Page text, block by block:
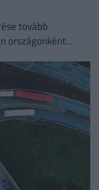
tovább
országonként